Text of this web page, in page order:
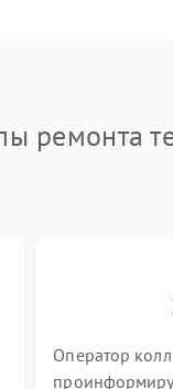
автоматического
короткого замыкания
ремонта
Оператор